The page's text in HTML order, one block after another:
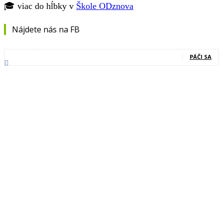
🎓 viac do hĺbky v Škole ODznova
Nájdete nás na FB
PÁČI SA